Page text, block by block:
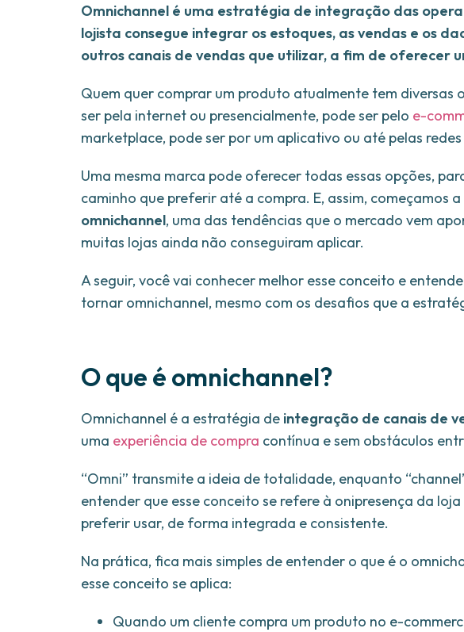
Omnichannel é uma estratégia de integração das
lojista consegue integrar os estoques, as vendas e os
outros canais de vendas que utilizar, a fim de oferecer
Quem quer comprar um produto atualmente tem diversas
ser pela internet ou presencialmente, pode ser pelo e-
marketplace, pode ser por um aplicativo ou até pelas redes
Uma mesma marca pode oferecer todas essas opções,
caminho que preferir até a compra. E, assim, começamos
omnichannel, uma das tendências que o mercado vem
muitas lojas ainda não conseguiram aplicar.
A seguir, você vai conhecer melhor esse conceito e
tornar omnichannel, mesmo com os desafios que a
O que é omnichannel?
Omnichannel é a estratégia de integração de canais de
uma experiência de compra contínua e sem obstáculos
“Omni” transmite a ideia de totalidade, enquanto
entender que esse conceito se refere à onipresença da
preferir usar, de forma integrada e consistente.
Na prática, fica mais simples de entender o que é o
esse conceito se aplica:
Quando um cliente compra um produto no e-